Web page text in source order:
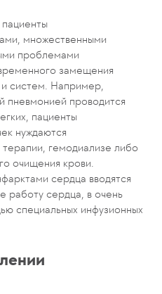
множественными
проблемами
замещения
и систем. Например,
пневмонией проводится
пациенты
нуждаются
гемодиализе либо
очищения крови.
сердца вводятся
работу сердца, в очень
специальных инфузионных